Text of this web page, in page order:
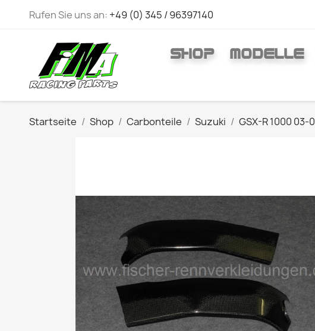
Rufen Sie uns an: +49 (0) 345 / 96397140
SHOP MODELLE
Startseite Shop Carbonteile Suzuki GSX-R 1000 03-